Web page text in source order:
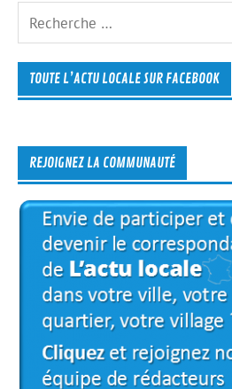
TOUTE L’ACTU LOCALE SUR FACEBOOK
REJOIGNEZ LA COMMUNAUTÉ